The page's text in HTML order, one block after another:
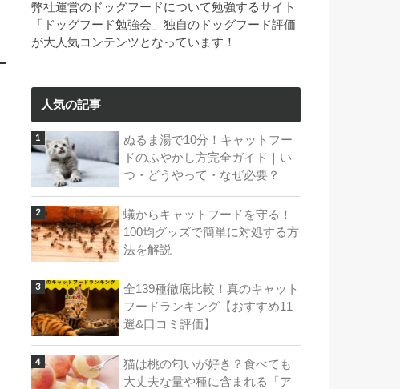
弊社運営のドッグフードについて勉強するサイト
「ドッグフード勉強会」独自のドッグフード評価
が大人気コンテンツとなっています！
人気の記事
ぬるま湯で10分！キャットフー
ドのふやかし方完全ガイド｜い
つ・どうやって・なぜ必要？
蟻からキャットフードを守る！
100均グッズで簡単に対処する方
法を解説
全139種徹底比較！真のキャット
フードランキング【おすすめ11
選&口コミ評価】
猫は桃の匂いが好き？食べても
大丈夫な量や種に含まれる「ア